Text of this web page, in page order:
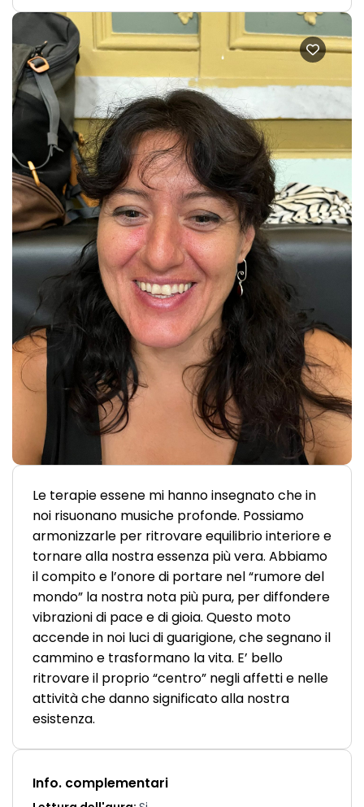
Le terapie essene mi hanno insegnato che in
noi risuonano musiche profonde. Possiamo
armonizzarle per ritrovare equilibrio interiore e
tornare alla nostra essenza più vera. Abbiamo
il compito e l’onore di portare nel “rumore del
mondo” la nostra nota più pura, per diffondere
vibrazioni di pace e di gioia. Questo moto
accende in noi luci di guarigione, che segnano il
cammino e trasformano la vita. E’ bello
ritrovare il proprio “centro” negli affetti e nelle
attività che danno significato alla nostra
esistenza.
Info. complementari